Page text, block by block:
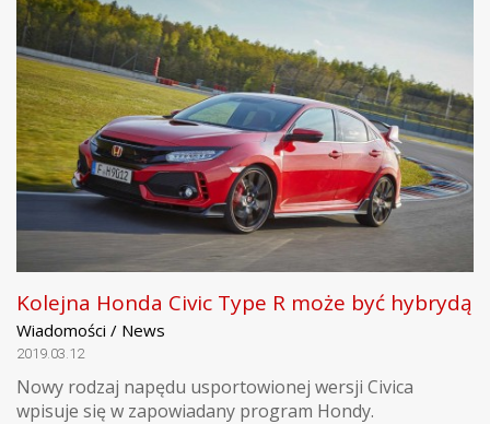
Kolejna Honda Civic Type R może być hybrydą
Wiadomości / News
2019.03.12
Nowy rodzaj napędu usportowionej wersji Civica
wpisuje się w zapowiadany program Hondy.